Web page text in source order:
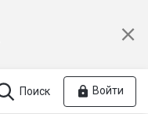
Поиск Войти